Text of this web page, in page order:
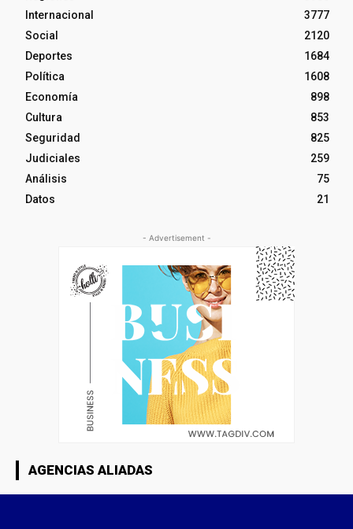
Internacional
3777
Social
2120
Deportes
1684
Política
1608
Economía
898
Cultura
853
Seguridad
825
Judiciales
259
Análisis
75
Datos
21
- Advertisement -
AGENCIAS ALIADAS